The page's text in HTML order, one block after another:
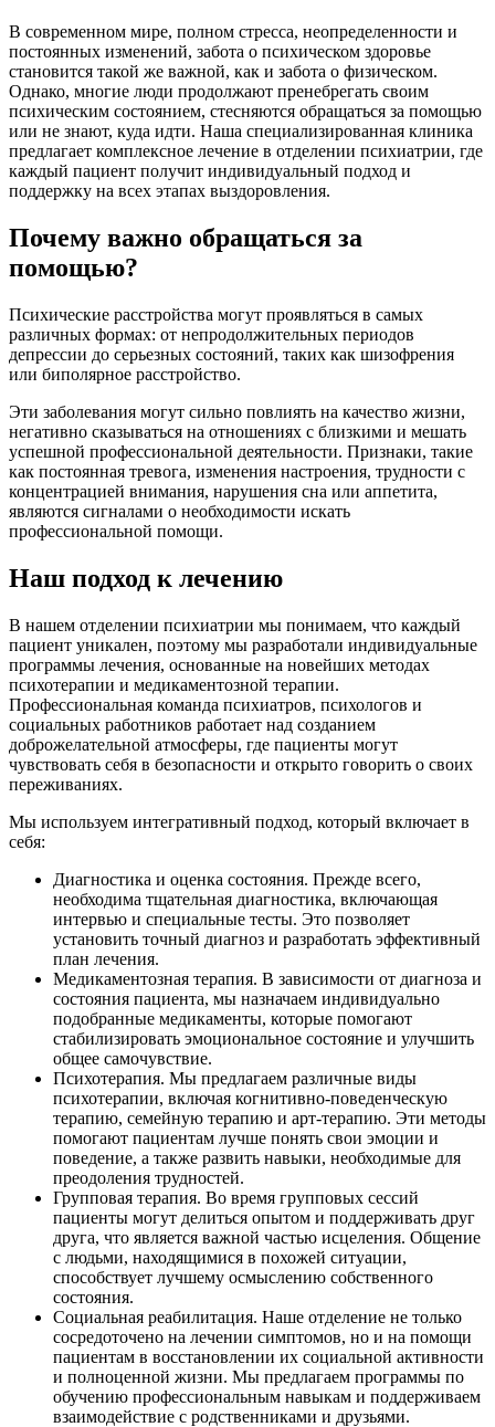
В современном мире, полном стресса, неопределенности и
постоянных изменений, забота о психическом здоровье
становится такой же важной, как и забота о физическом.
Однако, многие люди продолжают пренебрегать своим
психическим состоянием, стесняются обращаться за помощью
или не знают, куда идти. Наша специализированная клиника
предлагает комплексное лечение в отделении психиатрии, где
каждый пациент получит индивидуальный подход и
поддержку на всех этапах выздоровления.
Почему важно обращаться за
помощью?
Психические расстройства могут проявляться в самых
различных формах: от непродолжительных периодов
депрессии до серьезных состояний, таких как шизофрения
или биполярное расстройство.
Эти заболевания могут сильно повлиять на качество жизни,
негативно сказываться на отношениях с близкими и мешать
успешной профессиональной деятельности. Признаки, такие
как постоянная тревога, изменения настроения, трудности с
концентрацией внимания, нарушения сна или аппетита,
являются сигналами о необходимости искать
профессиональной помощи.
Наш подход к лечению
В нашем отделении психиатрии мы понимаем, что каждый
пациент уникален, поэтому мы разработали индивидуальные
программы лечения, основанные на новейших методах
психотерапии и медикаментозной терапии.
Профессиональная команда психиатров, психологов и
социальных работников работает над созданием
доброжелательной атмосферы, где пациенты могут
чувствовать себя в безопасности и открыто говорить о своих
переживаниях.
Мы используем интегративный подход, который включает в
себя:
Диагностика и оценка состояния. Прежде всего,
необходима тщательная диагностика, включающая
интервью и специальные тесты. Это позволяет
установить точный диагноз и разработать эффективный
план лечения.
Медикаментозная терапия. В зависимости от диагноза и
состояния пациента, мы назначаем индивидуально
подобранные медикаменты, которые помогают
стабилизировать эмоциональное состояние и улучшить
общее самочувствие.
Психотерапия. Мы предлагаем различные виды
психотерапии, включая когнитивно-поведенческую
терапию, семейную терапию и арт-терапию. Эти методы
помогают пациентам лучше понять свои эмоции и
поведение, а также развить навыки, необходимые для
преодоления трудностей.
Групповая терапия. Во время групповых сессий
пациенты могут делиться опытом и поддерживать друг
друга, что является важной частью исцеления. Общение
с людьми, находящимися в похожей ситуации,
способствует лучшему осмыслению собственного
состояния.
Социальная реабилитация. Наше отделение не только
сосредоточено на лечении симптомов, но и на помощи
пациентам в восстановлении их социальной активности
и полноценной жизни. Мы предлагаем программы по
обучению профессиональным навыкам и поддерживаем
взаимодействие с родственниками и друзьями.